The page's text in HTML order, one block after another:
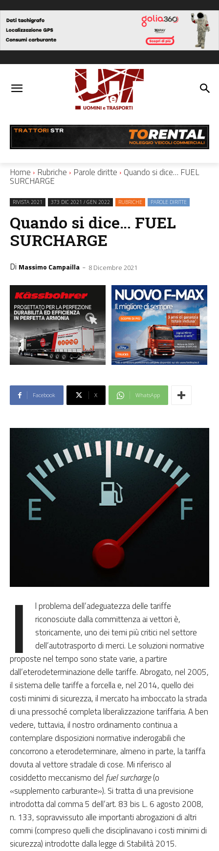
Home Rubriche Parole diritte Quando si dice… FUEL
SURCHARGE
RIVISTA 2021 373 DIC 2021 / GEN 2022 RUBRICHE PAROLE DIRITTE
Quando si dice… FUEL
SURCHARGE
Di Massimo Campailla - 8 Dicembre 2021
Facebook X WhatsApp
I l problema dell’adeguatezza delle tariffe
riconosciute dalla committenza ai vettori è,
storicamente, uno dei temi più critici nel settore
dell’autotrasporto di merci. Le soluzioni normative
proposte nel tempo sono state varie, a partire
dall’eterodeterminazione delle tariffe. Abrogato, nel 2005,
il sistema delle tariffe a forcella e, nel 2014, quello dei
costi minimi di sicurezza, il mercato ha imboccato la strada
di una pressoché completa liberalizzazione tariffaria. A ben
vedere, tuttavia, il nostro ordinamento continua a
contemplare disposizioni normative inderogabili che
concorrono a eterodeterminare, almeno in parte, la tariffa
dovuta al vettore stradale di cose. Mi riferisco al
cosiddetto meccanismo del fuel surcharge(o
«supplemento carburante»). Si tratta di una previsione
introdotta dal comma 5 dell’art. 83 bis L. 6 agosto 2008,
n. 133, sopravvissuto alle importanti abrogazioni di altri
commi (compreso quelli che disciplinavano i costi minimi di
sicurezza) introdotte dalla legge di Stabilità 2015.